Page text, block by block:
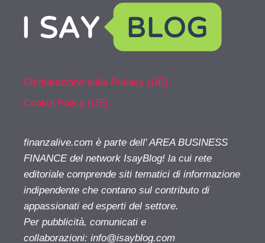
Dichiarazione sulla Privacy (UE)
Cookie Policy (UE)
finanzalive.com è parte dell' AREA BUSINESS
FINANCE del network IsayBlog! la cui rete
editoriale comprende siti tematici di informazione
indipendente che contano sul contributo di
appassionati ed esperti del settore.
Per pubblicità, comunicati e
collaborazioni: info@isayblog.com